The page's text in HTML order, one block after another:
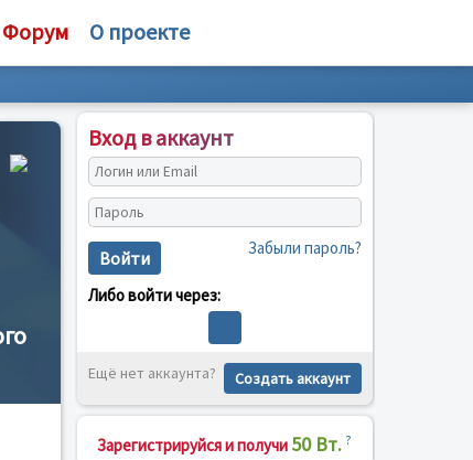
Форум О проекте
Вход в аккаунт
Войти Забыли пароль?
Либо войти через:
Ещё нет аккаунта? Создать аккаунт
Зарегистрируйся и получи 50 Вт. ?